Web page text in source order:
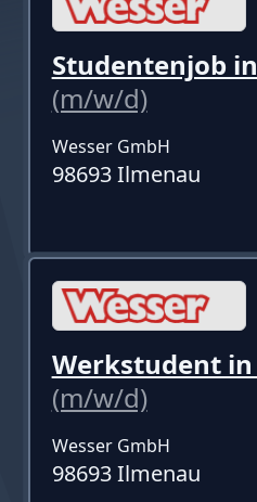
Studentenjob
(m/w/d)
Wesser GmbH
98693 Ilmenau
Werkstudent
(m/w/d)
Wesser GmbH
98693 Ilmenau